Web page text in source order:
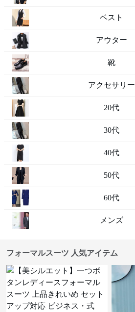
ベスト
アウター
靴
アクセサリー
20代
30代
40代
50代
60代
メンズ
フォーマルスーツ 人気アイテム